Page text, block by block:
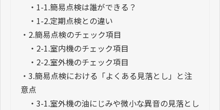
・ 1-1.簡易点検は誰ができる？
・ 1-2.定期点検との違い
・ 2.簡易点検のチェック項目
・ 2-1.室内機のチェック項目
・ 2-2.室外機のチェック項目
・ 3.簡易点検における「よくある見落とし」と注
意点
・ 3-1.室外機の油にじみや微小な異音の見落とし